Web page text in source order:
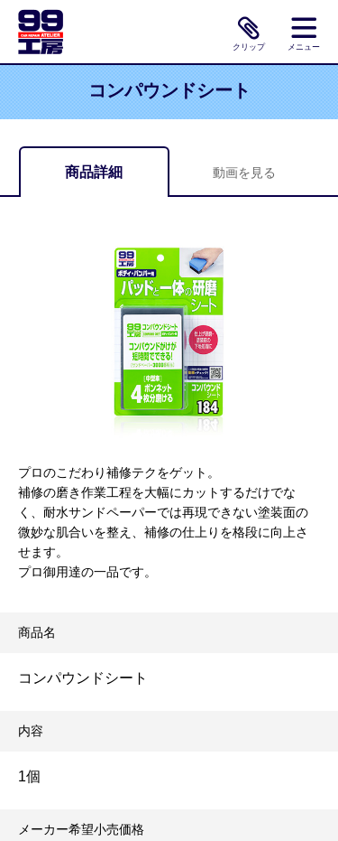
クリップ メニュー
コンパウンドシート
商品詳細 動画を見る
プロのこだわり補修テクをゲット。
補修の磨き作業工程を大幅にカットするだけでな
く、耐水サンドペーパーでは再現できない塗装面の
微妙な肌合いを整え、補修の仕上りを格段に向上さ
せます。
プロ御用達の一品です。
商品名
コンパウンドシート
内容
1個
メーカー希望小売価格